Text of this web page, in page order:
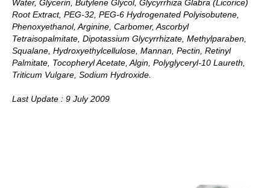
Water, Glycerin, Butylene Glycol, Glycyrrhiza Glabra (Licorice)
Root Extract, PEG-32, PEG-6 Hydrogenated Polyisobutene,
Phenoxyethanol, Arginine, Carbomer, Ascorbyl
Tetraisopalmitate, Dipotassium Glycyrrhizate, Methylparaben,
Squalane, Hydroxyethylcellulose, Mannan, Pectin, Retinyl
Palmitate, Tocopheryl Acetate, Algin, Polyglyceryl-10 Laureth,
Triticum Vulgare, Sodium Hydroxide.
Last Update : 9 July 2009